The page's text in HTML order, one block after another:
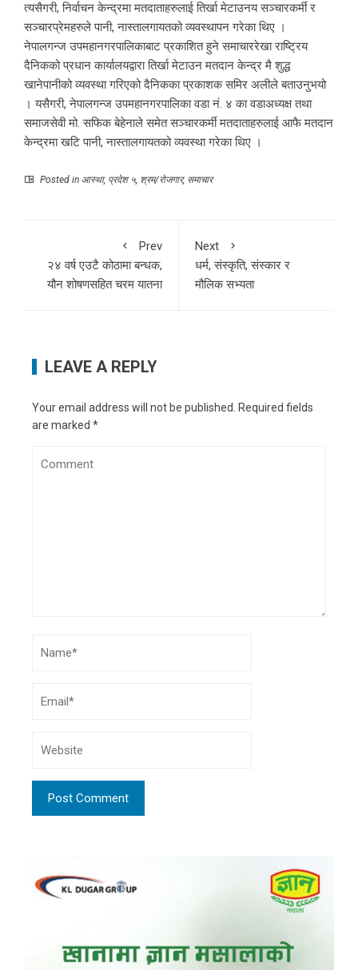
त्यसैगरी, निर्वाचन केन्द्रमा मतदाताहरुलाई तिर्खा मेटाउनय सञ्चारकर्मी र
सञ्चारप्रेमहरुले पानी, नास्तालगायतको व्यवस्थापन गरेका थिए ।
नेपालगन्ज उपमहानगरपालिकाबाट प्रकाशित हुने समाचाररेखा राष्ट्रिय
दैनिकको प्रधान कार्यालयद्वारा तिर्खा मेटाउन मतदान केन्द्र मै शुद्ध
खानेपानीको व्यवस्था गरिएको दैनिकका प्रकाशक समिर अलीले बताउनुभयो
। यसैगरी, नेपालगन्ज उपमहानगरपालिका वडा नं. ४ का वडाअध्यक्ष तथा
समाजसेवी मो. सफिक बेहेनाले समेत सञ्चारकर्मी मतदाताहरुलाई आफै मतदान
केन्द्रमा खटि पानी, नास्तालगायतको व्यवस्था गरेका थिए ।
Posted in आस्था, प्रदेश ५, श्रम/रोजगार, समाचार
Prev
२४ वर्ष एउटै कोठामा बन्धक,
यौन शोषणसहित चरम यातना
Next
धर्म, संस्कृति, संस्कार र
मौलिक सभ्यता
LEAVE A REPLY
Your email address will not be published. Required fields
are marked *